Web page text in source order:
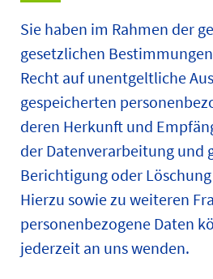
Sie haben im Rahmen der
gesetzlichen
Recht auf unentgeltliche
gespeicherten
deren Herkunft und
der Datenverarbeitung und
Berichtigung oder
Hierzu sowie zu weiteren
personenbezogene Daten
jederzeit an uns wenden.